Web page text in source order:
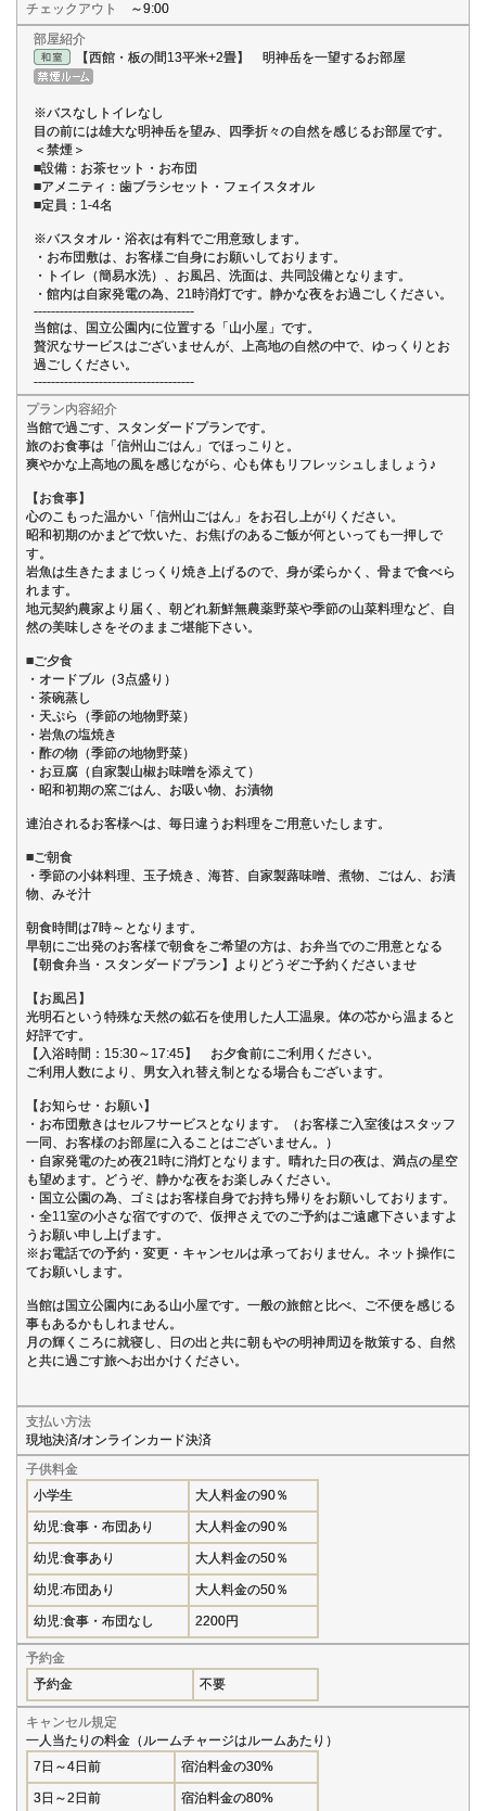
チェックアウト
～9:00
部屋紹介
【西館・板の間13平米+2畳】 明神岳を一望するお部屋
※バスなしトイレなし
目の前には雄大な明神岳を望み、四季折々の自然を感じるお部屋です。
＜禁煙＞
■設備：お茶セット・お布団
■アメニティ：歯ブラシセット・フェイスタオル
■定員：1-4名
※バスタオル・浴衣は有料でご用意致します。
・お布団敷は、お客様ご自身にお願いしております。
・トイレ（簡易水洗）、お風呂、洗面は、共同設備となります。
・館内は自家発電の為、21時消灯です。静かな夜をお過ごしください。
-------------------------------------
当館は、国立公園内に位置する「山小屋」です。
贅沢なサービスはございませんが、上高地の自然の中で、ゆっくりとお
過ごしください。
-------------------------------------
プラン内容紹介
当館で過ごす、スタンダードプランです。
旅のお食事は「信州山ごはん」でほっこりと。
爽やかな上高地の風を感じながら、心も体もリフレッシュしましょう♪
【お食事】
心のこもった温かい「信州山ごはん」をお召し上がりください。
昭和初期のかまどで炊いた、お焦げのあるご飯が何といっても一押しで
す。
岩魚は生きたままじっくり焼き上げるので、身が柔らかく、骨まで食べら
れます。
地元契約農家より届く、朝どれ新鮮無農薬野菜や季節の山菜料理など、自
然の美味しさをそのままご堪能下さい。
■ご夕食
・オードブル（3点盛り）
・茶碗蒸し
・天ぷら（季節の地物野菜）
・岩魚の塩焼き
・酢の物（季節の地物野菜）
・お豆腐（自家製山椒お味噌を添えて）
・昭和初期の窯ごはん、お吸い物、お漬物
連泊されるお客様へは、毎日違うお料理をご用意いたします。
■ご朝食
・季節の小鉢料理、玉子焼き、海苔、自家製蕗味噌、煮物、ごはん、お漬
物、みそ汁
朝食時間は7時～となります。
早朝にご出発のお客様で朝食をご希望の方は、お弁当でのご用意となる
【朝食弁当・スタンダードプラン】よりどうぞご予約くださいませ
【お風呂】
光明石という特殊な天然の鉱石を使用した人工温泉。体の芯から温まると
好評です。
【入浴時間：15:30～17:45】 お夕食前にご利用ください。
ご利用人数により、男女入れ替え制となる場合もございます。
【お知らせ・お願い】
・お布団敷きはセルフサービスとなります。（お客様ご入室後はスタッフ
一同、お客様のお部屋に入ることはございません。）
・自家発電のため夜21時に消灯となります。晴れた日の夜は、満点の星空
も望めます。どうぞ、静かな夜をお楽しみください。
・国立公園の為、ゴミはお客様自身でお持ち帰りをお願いしております。
・全11室の小さな宿ですので、仮押さえでのご予約はご遠慮下さいますよ
うお願い申し上げます。
※お電話での予約・変更・キャンセルは承っておりません。ネット操作に
てお願いします。
当館は国立公園内にある山小屋です。一般の旅館と比べ、ご不便を感じる
事もあるかもしれません。
月の輝くころに就寝し、日の出と共に朝もやの明神周辺を散策する、自然
と共に過ごす旅へお出かけください。
支払い方法
現地決済/オンラインカード決済
子供料金
小学生
大人料金の90％
幼児:食事・布団あり 大人料金の90％
幼児:食事あり 大人料金の50％
幼児:布団あり 大人料金の50％
幼児:食事・布団なし 2200円
予約金
予約金
不要
キャンセル規定
一人当たりの料金（ルームチャージはルームあたり）
7日～4日前
宿泊料金の30%
3日～2日前 宿泊料金の80%